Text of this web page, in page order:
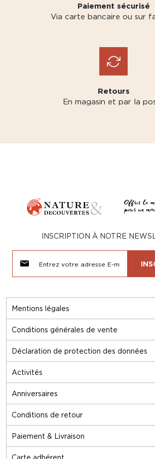
Paiement sécurisé
Via carte bancaire ou sur
Retours
En magasin et par la
Mentions légales
Conditions générales de vente
Déclaration de protection des données
Activités
Anniversaires
Conditions de retour
Paiement & Livraison
Carte adhérent
INSCRIPTION À NOTRE